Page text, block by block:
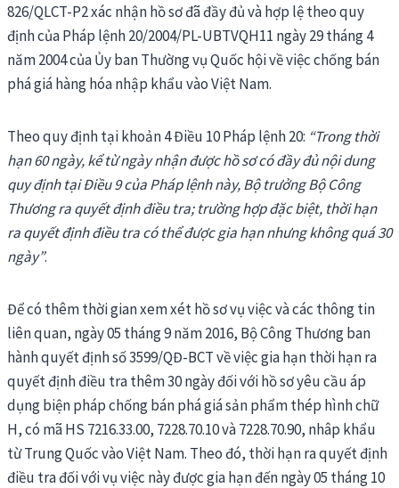
826/QLCT-P2 xác nhận hồ sơ đã đầy đủ và hợp lệ theo quy
định của Pháp lệnh 20/2004/PL-UBTVQH11 ngày 29 tháng 4
năm 2004 của Ủy ban Thường vụ Quốc hội về việc chống bán
phá giá hàng hóa nhập khẩu vào Việt Nam.
Theo quy định tại khoản 4 Điều 10 Pháp lệnh 20: “Trong thời
hạn 60 ngày, kể từ ngày nhận được hồ sơ có đầy đủ nội dung
quy định tại Điều 9 của Pháp lệnh này, Bộ trưởng Bộ Công
Thương ra quyết định điều tra; trường hợp đặc biệt, thời hạn
ra quyết định điều tra có thể được gia hạn nhưng không quá 30
ngày”.
Để có thêm thời gian xem xét hồ sơ vụ việc và các thông tin
liên quan, ngày 05 tháng 9 năm 2016, Bộ Công Thương ban
hành quyết định số 3599/QĐ-BCT về việc gia hạn thời hạn ra
quyết định điều tra thêm 30 ngày đối với hồ sơ yêu cầu áp
dụng biện pháp chống bán phá giá sản phẩm thép hình chữ
H, có mã HS 7216.33.00, 7228.70.10 và 7228.70.90, nhâp khẩu
từ Trung Quốc vào Việt Nam. Theo đó, thời hạn ra quyết định
điều tra đối với vụ việc này được gia hạn đến ngày 05 tháng 10